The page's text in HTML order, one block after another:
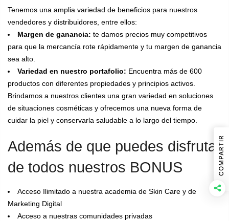
Tenemos una amplia variedad de beneficios para nuestros
vendedores y distribuidores, entre ellos:
Margen de ganancia: te damos precios muy competitivos
para que la mercancía rote rápidamente y tu margen de ganancia
sea alto.
Variedad en nuestro portafolio: Encuentra más de 600
productos con diferentes propiedades y principios activos.
Brindamos a nuestros clientes una gran variedad en soluciones
de situaciones cosméticas y ofrecemos una nueva forma de
cuidar la piel y conservarla saludable a lo largo del tiempo.
Además de que puedes disfrutar
de todos nuestros BONUS
Acceso Ilimitado a nuestra academia de Skin Care y de
Marketing Digital
Acceso a nuestras comunidades privadas
COMPARTIR